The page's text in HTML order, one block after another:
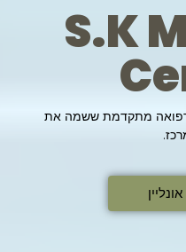
S.K
רפואה מתקדמת ששמה את